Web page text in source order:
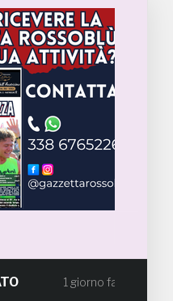
1 giorno fa FOCUS –